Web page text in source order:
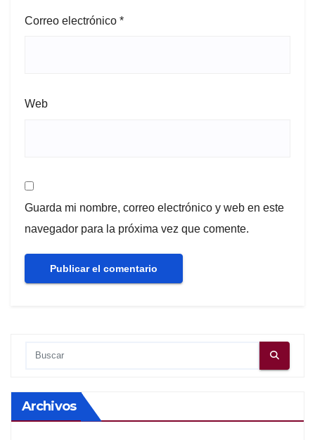
Correo electrónico *
Web
Guarda mi nombre, correo electrónico y web en este
navegador para la próxima vez que comente.
Archivos